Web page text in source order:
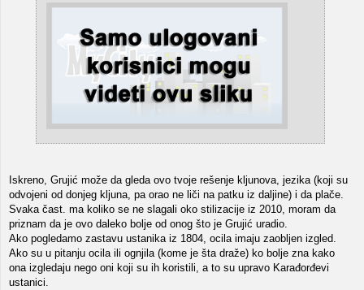
Iskreno, Grujić može da gleda ovo tvoje rešenje kljunova, jezika (koji su
odvojeni od donjeg kljuna, pa orao ne liči na patku iz daljine) i da plače.
Svaka čast. ma koliko se ne slagali oko stilizacije iz 2010, moram da
priznam da je ovo daleko bolje od onog što je Grujić uradio.
Ako pogledamo zastavu ustanika iz 1804, ocila imaju zaobljen izgled.
Ako su u pitanju ocila ili ognjila (kome je šta draže) ko bolje zna kako
ona izgledaju nego oni koji su ih koristili, a to su upravo Karađorđevi
ustanici.